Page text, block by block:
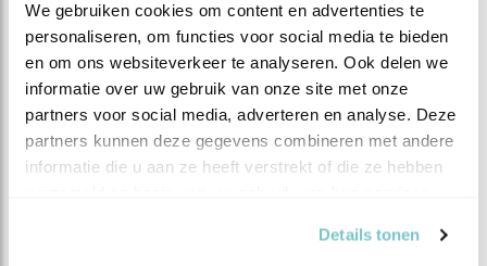
We gebruiken cookies om content en advertenties te
personaliseren, om functies voor social media te bieden
en om ons websiteverkeer te analyseren. Ook delen we
informatie over uw gebruik van onze site met onze
partners voor social media, adverteren en analyse. Deze
partners kunnen deze gegevens combineren met andere
informatie die u aan ze heeft verstrekt of die ze hebben
Details tonen